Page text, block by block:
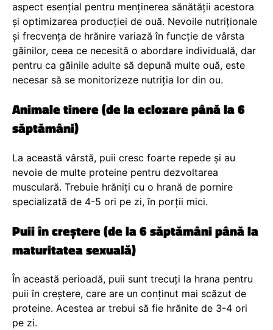
aspect esențial pentru menținerea sănătății acestora
și optimizarea producției de ouă. Nevoile nutriționale
și frecvența de hrănire variază în funcție de vârsta
găinilor, ceea ce necesită o abordare individuală, dar
pentru ca găinile adulte să depună multe ouă, este
necesar să se monitorizeze nutriția lor din ou.
Animale tinere (de la eclozare până la 6
săptămâni)
La această vârstă, puii cresc foarte repede și au
nevoie de multe proteine pentru dezvoltarea
musculară. Trebuie hrăniți cu o hrană de pornire
specializată de 4-5 ori pe zi, în porții mici.
Puii în creștere (de la 6 săptămâni până la
maturitatea sexuală)
În această perioadă, puii sunt trecuți la hrana pentru
puii în creștere, care are un conținut mai scăzut de
proteine. Acestea ar trebui să fie hrănite de 3-4 ori
pe zi.